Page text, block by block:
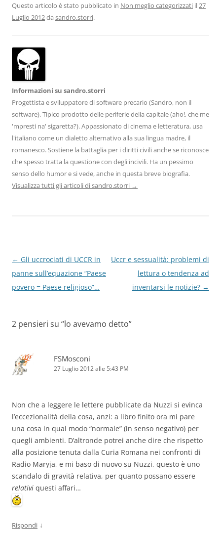
Questo articolo è stato pubblicato in Non meglio categorizzati il27
Luglio 2012da sandro.storri.
Informazioni su sandro.storri
Progettista e sviluppatore di software precario (Sandro, non il
software). Tipico prodotto delle periferie della capitale (aho!, che me
'mpresti na' sigaretta?). Appassionato di cinema e letteratura, usa
l'italiano come un dialetto alternativo alla sua lingua madre, il
romanesco. Sostiene la battaglia per i diritti civili anche se riconosce
che spesso tratta la questione con degli incivili. Ha un pessimo
senso dello humor e si vede, anche in questa breve biografia.
Visualizza tutti gli articoli di sandro.storri →
Navigazione
articolo
← Gli uccrociati di UCCR in
panne sull’equazione “Paese
povero = Paese religioso”…
Uccr e sessualità: problemi di
lettura o tendenza ad
inventarsi le notizie? →
2 pensieri su “lo avevamo detto”
FSMosconi
27 Luglio 2012 alle 5:43 PM
Non che a leggere le lettere pubblicate da Nuzzi si evinca
l’eccezionalità della cosa, anzi: a libro finito ora mi pare
una cosa in qual modo “normale” (in senso negativo) per
quegli ambienti. D’altronde potrei anche dire che rispetto
alla posizione tenuta dalla Curia Romana nei confronti di
Radio Maryja, e mi baso di nuovo su Nuzzi, questo è uno
scandalo di gravità relativa, per quanto possano essere
relativi questi affari…
Rispondi ↓